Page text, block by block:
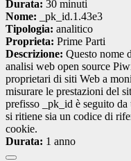
Durata: 30 minuti
Nome: _pk_id.1.43e3
Tipologia: analitico
Proprieta: Prime Parti
Descrizione: Questo nome
analisi web open source
proprietari di siti Web a
misurare le prestazioni del
prefisso _pk_id è seguito
si ritiene sia un codice di
cookie.
Durata: 1 anno